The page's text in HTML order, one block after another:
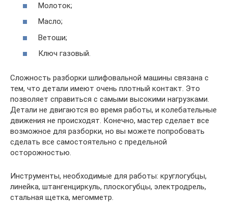
Молоток;
Масло;
Ветоши;
Ключ газовый.
Сложность разборки шлифовальной машины связана с
тем, что детали имеют очень плотный контакт. Это
позволяет справиться с самыми высокими нагрузками.
Детали не двигаются во время работы, и колебательные
движения не происходят. Конечно, мастер сделает все
возможное для разборки, но вы можете попробовать
сделать все самостоятельно с предельной
осторожностью.
Инструменты, необходимые для работы: круглогубцы,
линейка, штангенциркуль, плоскогубцы, электродрель,
стальная щетка, мегомметр.